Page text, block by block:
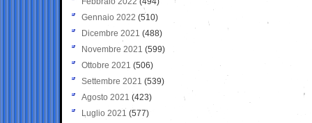
Gennaio 2022 (510)
Dicembre 2021 (488)
Novembre 2021 (599)
Ottobre 2021 (506)
Settembre 2021 (539)
Agosto 2021 (423)
Luglio 2021 (577)